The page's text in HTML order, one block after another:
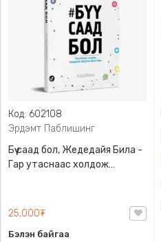
Код: 602108
Эрдэмт Паблишинг
Бүү саад бол, Жедедайя Била -
Гар утаснаас холдож
9789919235192
25,000₮
Бэлэн байгаа